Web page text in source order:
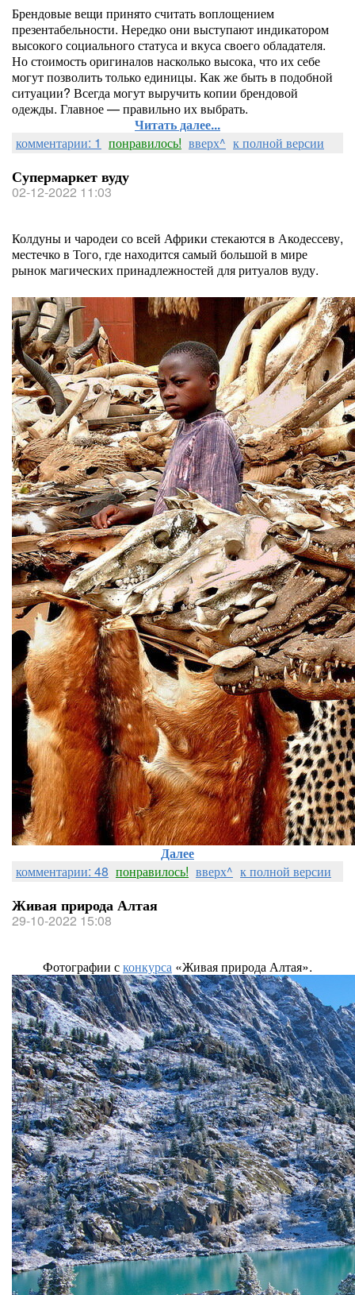
Брендовые вещи принято считать воплощением
презентабельности. Нередко они выступают индикатором
высокого социального статуса и вкуса своего обладателя.
Но стоимость оригиналов насколько высока, что их себе
могут позволить только единицы. Как же быть в подобной
ситуации? Всегда могут выручить копии брендовой
одежды. Главное — правильно их выбрать.
Читать далее...
комментарии: 1 понравилось! вверх^ к полной версии
Супермаркет вуду
02-12-2022 11:03
Колдуны и чародеи со всей Африки стекаются в Акодессеву,
местечко в Того, где находится самый большой в мире
рынок магических принадлежностей для ритуалов вуду.
Далее
комментарии: 48 понравилось! вверх^ к полной версии
Живая природа Алтая
29-10-2022 15:08
Фотографии сконкурса «Живая природа Алтая».